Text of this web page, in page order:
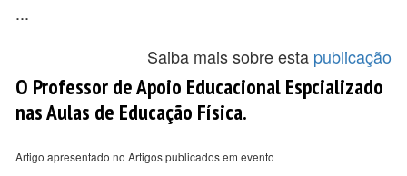
...
Saiba mais sobre esta publicação
O Professor de Apoio Educacional Espcializado
nas Aulas de Educação Física.
Artigo apresentado no Artigos publicados em evento